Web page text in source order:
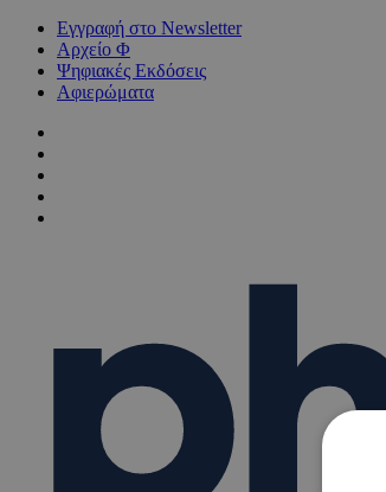
Εγγραφή στο Newsletter
Αρχείο Φ
Ψηφιακές Εκδόσεις
Αφιερώματα